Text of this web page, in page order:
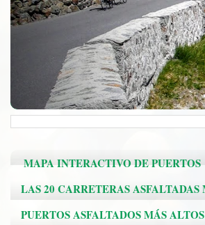
MAPA INTERACTIVO DE PUERTOS
LAS 20 CARRETERAS
PUERTOS ASFALTADOS MÁS